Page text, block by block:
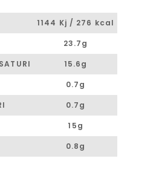
1144 Kj / 276 kcal
23.7g
15.6g
0.7g
0.7g
15g
0.8g